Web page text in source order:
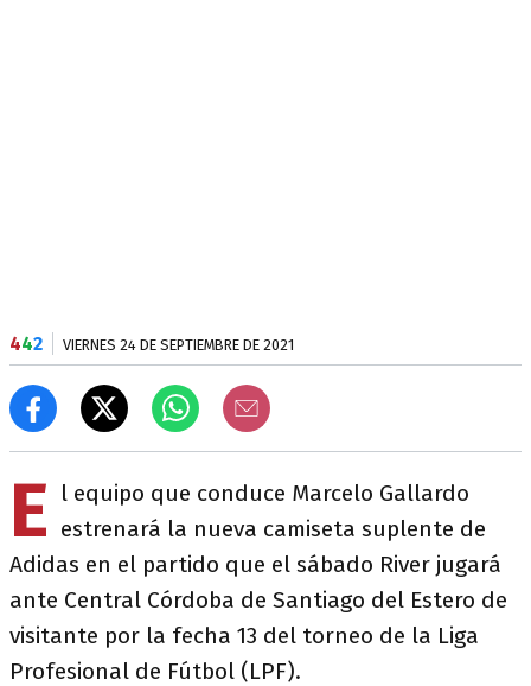
442 VIERNES 24 DE SEPTIEMBRE DE 2021
E
l equipo que conduce Marcelo Gallardo
estrenará la nueva camiseta suplente de
Adidas en el partido que el sábado River jugará
ante Central Córdoba de Santiago del Estero de
visitante por la fecha 13 del torneo de la Liga
Profesional de Fútbol (LPF).